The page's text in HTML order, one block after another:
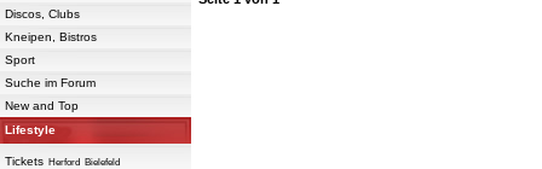
Discos, Clubs
Kneipen, Bistros
Sport
Suche im Forum
New and Top
Lifestyle
Tickets Herford Bielefeld